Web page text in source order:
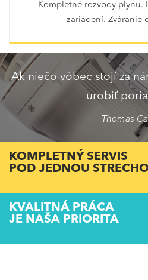
Kompletné rozvody plynu.
zariadení. Zváranie
Ak niečo vôbec stojí za
urobiť
Thomas
KOMPLETNÝ SERVIS
POD JEDNOU
KVALITNÁ PRÁCA
JE NAŠA PRIORITA